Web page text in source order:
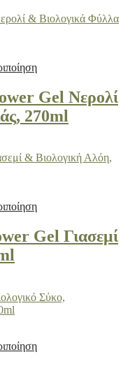
Gel Νερολί
270ml
Gel Γιασεμί